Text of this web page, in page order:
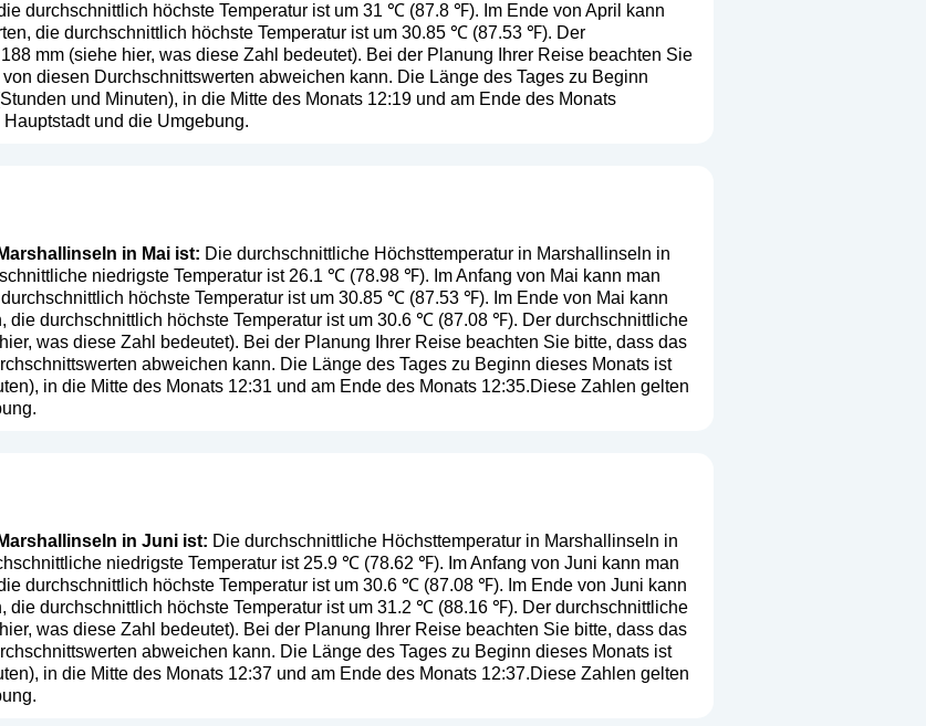
durchschnittlich höchste Temperatur ist um 31 ℃ (87.8 ℉). Im Ende von April kann
die durchschnittlich höchste Temperatur ist um 30.85 ℃ (87.53 ℉). Der
mm (siehe hier, was diese Zahl bedeutet). Bei der Planung Ihrer Reise beachten Sie
diesen Durchschnittswerten abweichen kann. Die Länge des Tages zu Beginn
und Minuten), in die Mitte des Monats 12:19 und am Ende des Monats
und die Umgebung.
in Mai ist: Die durchschnittliche Höchsttemperatur in Marshallinseln in
niedrigste Temperatur ist 26.1 ℃ (78.98 ℉). Im Anfang von Mai kann man
höchste Temperatur ist um 30.85 ℃ (87.53 ℉). Im Ende von Mai kann
die durchschnittlich höchste Temperatur ist um 30.6 ℃ (87.08 ℉). Der durchschnittliche
was diese Zahl bedeutet). Bei der Planung Ihrer Reise beachten Sie bitte, dass das
abweichen kann. Die Länge des Tages zu Beginn dieses Monats ist
in die Mitte des Monats 12:31 und am Ende des Monats 12:35.Diese Zahlen gelten
in Juni ist: Die durchschnittliche Höchsttemperatur in Marshallinseln in
niedrigste Temperatur ist 25.9 ℃ (78.62 ℉). Im Anfang von Juni kann man
durchschnittlich höchste Temperatur ist um 30.6 ℃ (87.08 ℉). Im Ende von Juni kann
die durchschnittlich höchste Temperatur ist um 31.2 ℃ (88.16 ℉). Der durchschnittliche
was diese Zahl bedeutet). Bei der Planung Ihrer Reise beachten Sie bitte, dass das
abweichen kann. Die Länge des Tages zu Beginn dieses Monats ist
in die Mitte des Monats 12:37 und am Ende des Monats 12:37.Diese Zahlen gelten